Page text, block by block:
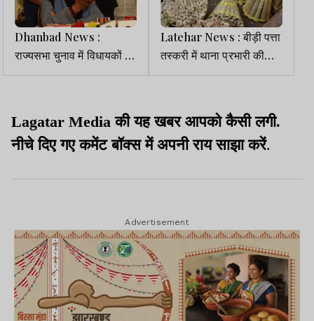
Dhanbad News :
राज्यसभा चुनाव में विधायकों की
खरीद-फरोख्त की फिराक में
Latehar News : बीड़ी पत्ता
तस्करी में थाना प्रभारी की
मिलीभगत का आरोप, ग्राम
Lagatar Media की यह खबर आपको कैसी लगी.
नीचे दिए गए कमेंट बॉक्स में अपनी राय साझा करें.
Advertisement